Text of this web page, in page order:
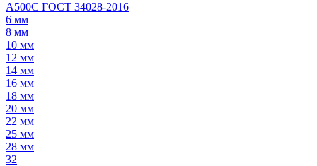
А500С ГОСТ 34028-2016
6 мм
8 мм
10 мм
12 мм
14 мм
16 мм
18 мм
20 мм
22 мм
25 мм
28 мм
32